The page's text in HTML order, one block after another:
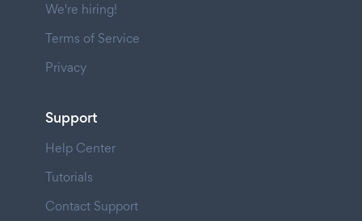
We're hiring!
Terms of Service
Privacy
Support
Help Center
Tutorials
Contact Support